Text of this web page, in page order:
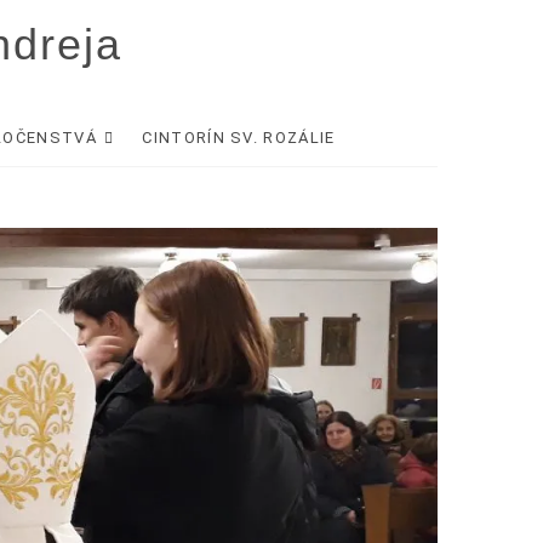
CINTORÍN SV. ROZÁLIE